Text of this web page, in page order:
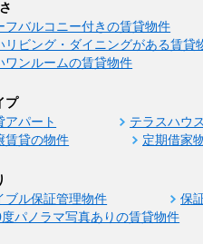
フバルコニー付きの賃貸物件
リビング・ダイニングがある賃貸
ワンルームの賃貸物件
プ
アパート テラスハウス
賃貸の物件
定期借家
ブル保証管理物件 保
パノラマ写真ありの賃貸物件